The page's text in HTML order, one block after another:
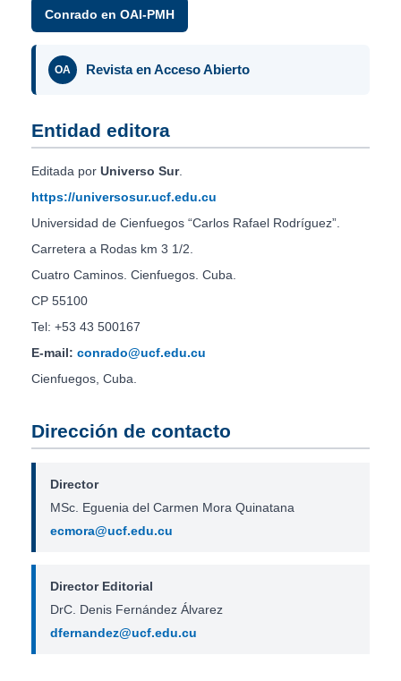
Conrado en OAI-PMH
OA Revista en Acceso Abierto
Entidad editora
Editada por Universo Sur.
https://universosur.ucf.edu.cu
Universidad de Cienfuegos “Carlos Rafael Rodríguez”.
Carretera a Rodas km 3 1/2.
Cuatro Caminos. Cienfuegos. Cuba.
CP 55100
Tel: +53 43 500167
E-mail: conrado@ucf.edu.cu
Cienfuegos, Cuba.
Dirección de contacto
Director
MSc. Eguenia del Carmen Mora Quinatana
ecmora@ucf.edu.cu
Director Editorial
DrC. Denis Fernández Álvarez
dfernandez@ucf.edu.cu